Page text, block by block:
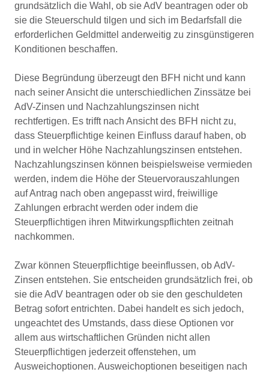
grundsätzlich die Wahl, ob sie AdV beantragen oder ob
sie die Steuerschuld tilgen und sich im Bedarfsfall die
erforderlichen Geldmittel anderweitig zu zinsgünstigeren
Konditionen beschaffen.
Diese Begründung überzeugt den BFH nicht und kann
nach seiner Ansicht die unterschiedlichen Zinssätze bei
AdV-Zinsen und Nachzahlungszinsen nicht
rechtfertigen. Es trifft nach Ansicht des BFH nicht zu,
dass Steuerpflichtige keinen Einfluss darauf haben, ob
und in welcher Höhe Nachzahlungszinsen entstehen.
Nachzahlungszinsen können beispielsweise vermieden
werden, indem die Höhe der Steuervorauszahlungen
auf Antrag nach oben angepasst wird, freiwillige
Zahlungen erbracht werden oder indem die
Steuerpflichtigen ihren Mitwirkungspflichten zeitnah
nachkommen.
Zwar können Steuerpflichtige beeinflussen, ob AdV-
Zinsen entstehen. Sie entscheiden grundsätzlich frei, ob
sie die AdV beantragen oder ob sie den geschuldeten
Betrag sofort entrichten. Dabei handelt es sich jedoch,
ungeachtet des Umstands, dass diese Optionen vor
allem aus wirtschaftlichen Gründen nicht allen
Steuerpflichtigen jederzeit offenstehen, um
Ausweichoptionen. Ausweichoptionen beseitigen nach